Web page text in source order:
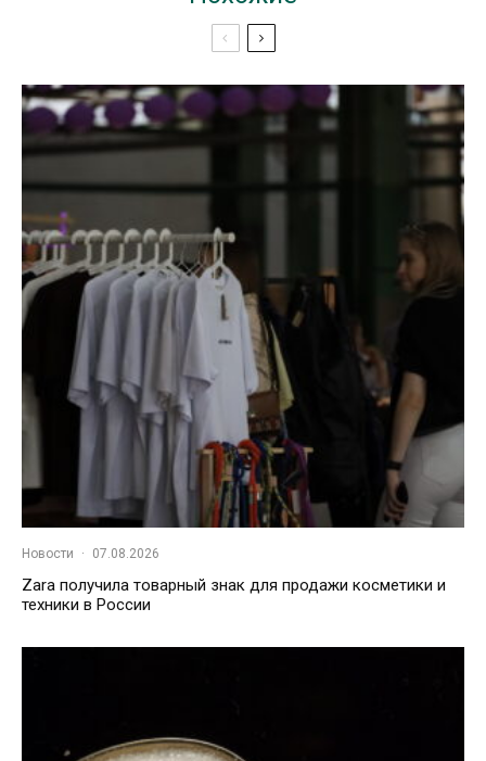
Новости · 07.08.2026
Zara получила товарный знак для продажи косметики и
техники в России